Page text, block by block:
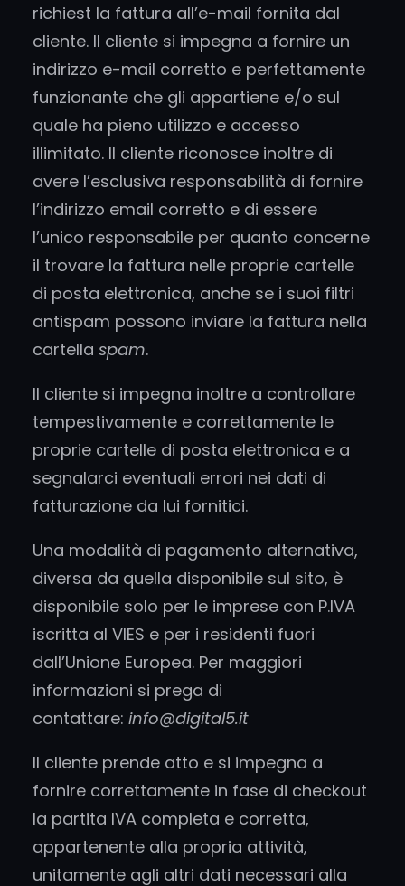
richiest la fattura all’e-mail fornita dal
cliente. Il cliente si impegna a fornire un
indirizzo e-mail corretto e perfettamente
funzionante che gli appartiene e/o sul
quale ha pieno utilizzo e accesso
illimitato. Il cliente riconosce inoltre di
avere l’esclusiva responsabilità di fornire
l’indirizzo email corretto e di essere
l’unico responsabile per quanto concerne
il trovare la fattura nelle proprie cartelle
di posta elettronica, anche se i suoi filtri
antispam possono inviare la fattura nella
cartella spam.
Il cliente si impegna inoltre a controllare
tempestivamente e correttamente le
proprie cartelle di posta elettronica e a
segnalarci eventuali errori nei dati di
fatturazione da lui fornitici.
Una modalità di pagamento alternativa,
diversa da quella disponibile sul sito, è
disponibile solo per le imprese con P.IVA
iscritta al VIES e per i residenti fuori
dall’Unione Europea. Per maggiori
informazioni si prega di
contattare: info@digital5.it
Il cliente prende atto e si impegna a
fornire correttamente in fase di checkout
la partita IVA completa e corretta,
appartenente alla propria attività,
unitamente agli altri dati necessari alla